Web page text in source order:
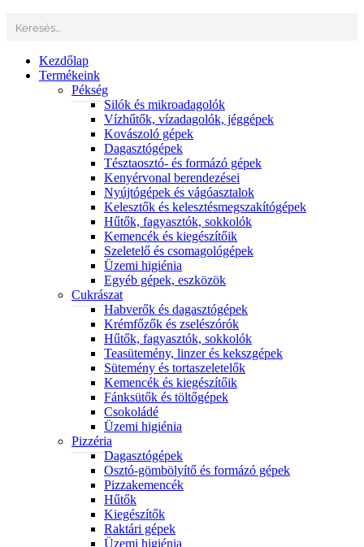
Kezdőlap
Termékeink
Pékség
Silók és mikroadagolók
Vízhűtők, vízadagolók, jéggépek
Kovászoló gépek
Dagasztógépek
Tésztaosztó- és formázó gépek
Kenyérvonal berendezései
Nyújtógépek és vágóasztalok
Kelesztők és kelesztésmegszakítógépek
Hűtők, fagyasztók, sokkolók
Kemencék és kiegészítőik
Szeletelő és csomagológépek
Üzemi higiénia
Egyéb gépek, eszközök
Cukrászat
Habverők és dagasztógépek
Krémfőzők és zselészórók
Hűtők, fagyasztók, sokkolók
Teasütemény, linzer és kekszgépek
Sütemény és tortaszeletelők
Kemencék és kiegészítőik
Fánksütők és töltőgépek
Csokoládé
Üzemi higiénia
Pizzéria
Dagasztógépek
Osztó-gömbölyítő és formázó gépek
Pizzakemencék
Hűtők
Kiegészítők
Raktári gépek
Üzemi higiénia